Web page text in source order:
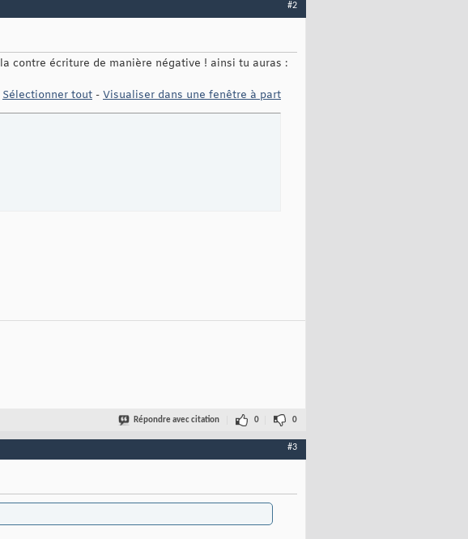
#2
contre écriture de manière négative ! ainsi tu auras :
Sélectionner tout - Visualiser dans une fenêtre à part
Répondre avec citation 0 0
#3